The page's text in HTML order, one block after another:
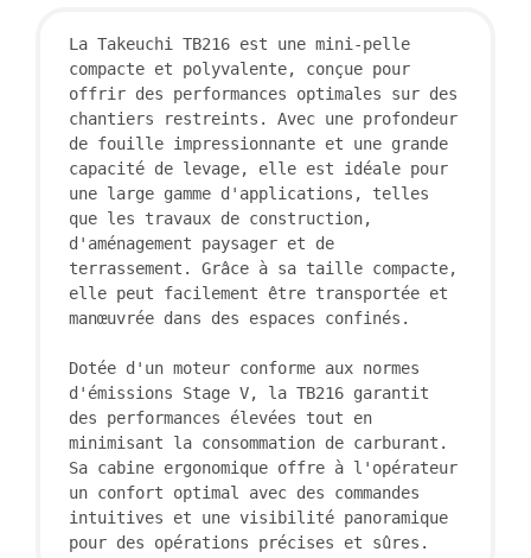
La Takeuchi TB216 est une mini-pelle
compacte et polyvalente, conçue pour
offrir des performances optimales sur des
chantiers restreints. Avec une profondeur
de fouille impressionnante et une grande
capacité de levage, elle est idéale pour
une large gamme d'applications, telles
que les travaux de construction,
d'aménagement paysager et de
terrassement. Grâce à sa taille compacte,
elle peut facilement être transportée et
manœuvrée dans des espaces confinés.
Dotée d'un moteur conforme aux normes
d'émissions Stage V, la TB216 garantit
des performances élevées tout en
minimisant la consommation de carburant.
Sa cabine ergonomique offre à l'opérateur
un confort optimal avec des commandes
intuitives et une visibilité panoramique
pour des opérations précises et sûres.